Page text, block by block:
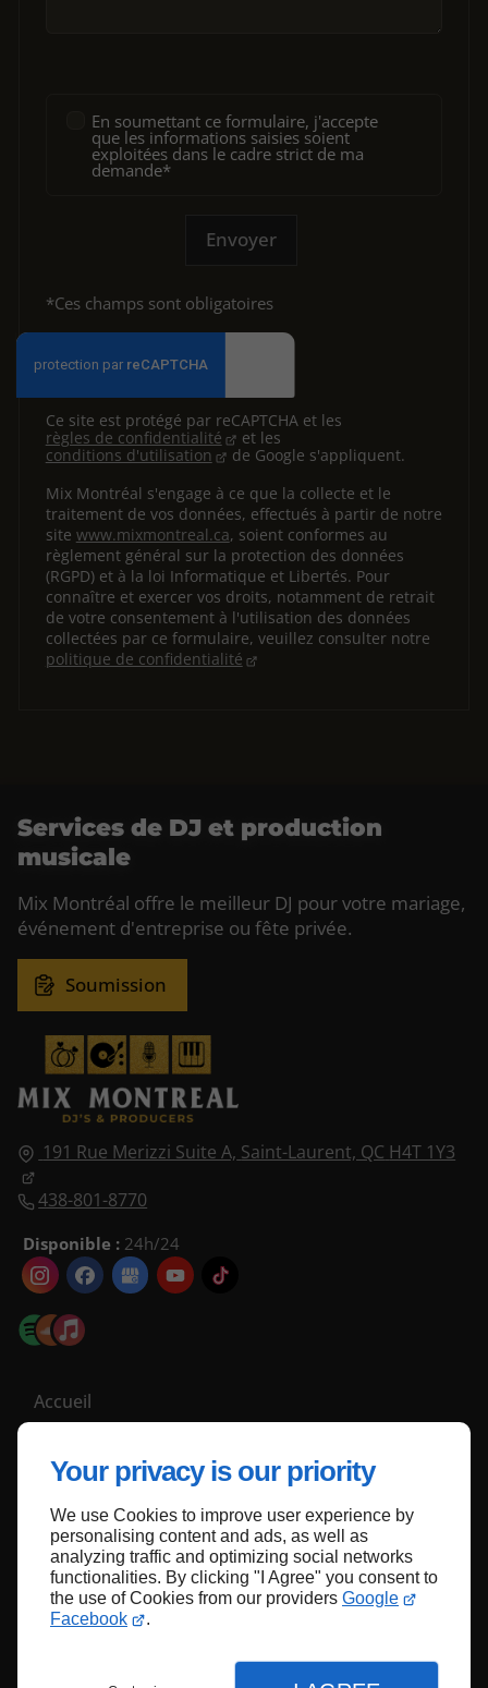
Your privacy is our priority
We use Cookies to improve user experience by
personalising content and ads, as well as
analyzing traffic and optimizing social networks
functionalities. By clicking "I Agree" you consent to
the use of Cookies from our providers Google
Facebook
.
En soumettant ce formulaire, j'accepte
que les informations saisies soient
exploitées dans le cadre strict de ma
demande*
Envoyer
*Ces champs sont obligatoires
Ce site est protégé par reCAPTCHA et les
règles de confidentialité
et les
conditions d'utilisation
de Google s'appliquent.
Mix Montréal s'engage à ce que la collecte et le
traitement de vos données, effectués à partir de notre
site www.mixmontreal.ca, soient conformes au
règlement général sur la protection des données
(RGPD) et à la loi Informatique et Libertés. Pour
connaître et exercer vos droits, notamment de retrait
de votre consentement à l'utilisation des données
collectées par ce formulaire, veuillez consulter notre
politique de confidentialité
191 Rue Merizzi Suite A, Saint-Laurent, QC H4T 1Y3
438-801-8770
Disponible :24h/24
Accueil
Politique de confidentialité
Plan du site
Services de DJ et production
musicale
Mix Montréal offre le meilleur DJ pour votre mariage,
événement d'entreprise ou fête privée.
Soumission
Haut de page